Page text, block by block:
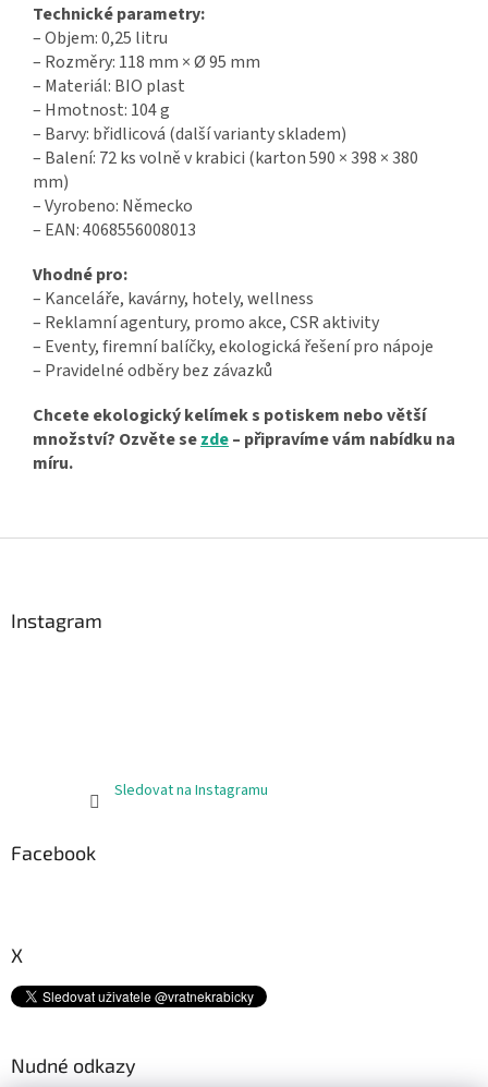
Technické parametry:
– Objem: 0,25 litru
– Rozměry: 118 mm × Ø 95 mm
– Materiál: BIO plast
– Hmotnost: 104 g
– Barvy: břidlicová (další varianty skladem)
– Balení: 72 ks volně v krabici (karton 590 × 398 × 380
mm)
– Vyrobeno: Německo
– EAN: 4068556008013
Vhodné pro:
– Kanceláře, kavárny, hotely, wellness
– Reklamní agentury, promo akce, CSR aktivity
– Eventy, firemní balíčky, ekologická řešení pro nápoje
– Pravidelné odběry bez závazků
Chcete ekologický kelímek s potiskem nebo větší
množství? Ozvěte sezde– připravíme vám nabídku na
míru.
Instagram
Sledovat na Instagramu
Facebook
X
Nudné odkazy